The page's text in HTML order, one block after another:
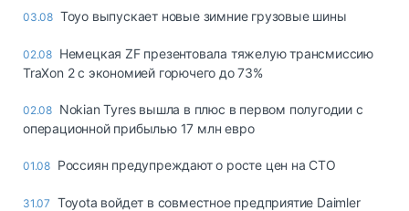
03.08 Toyo выпускает новые зимние грузовые шины
02.08 Немецкая ZF презентовала тяжелую трансмиссию
TraXon 2 с экономией горючего до 73%
02.08 Nokian Tyres вышла в плюс в первом полугодии с
операционной прибылью 17 млн евро
01.08 Россиян предупреждают о росте цен на СТО
31.07 Toyota войдет в совместное предприятие Daimler